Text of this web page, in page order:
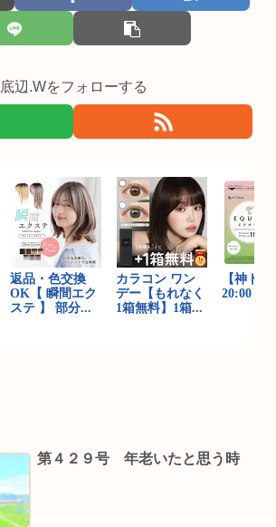
底辺.Wをフォローする
第４２９号 年老いたと思う時